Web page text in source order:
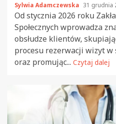
Sylwia Adamczewska 31 grudnia
Od stycznia 2026 roku
Społecznych wprowadza
obsłudze klientów,
procesu rezerwacji wizyt w
oraz promując... Czytaj dalej